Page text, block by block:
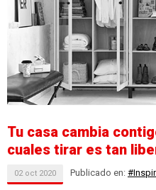
Tu casa cambia
cuales tirar es tan
02 oct 2020 Publicado en: